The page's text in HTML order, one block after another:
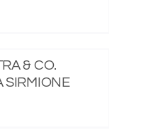
& CO.
SIRMIONE